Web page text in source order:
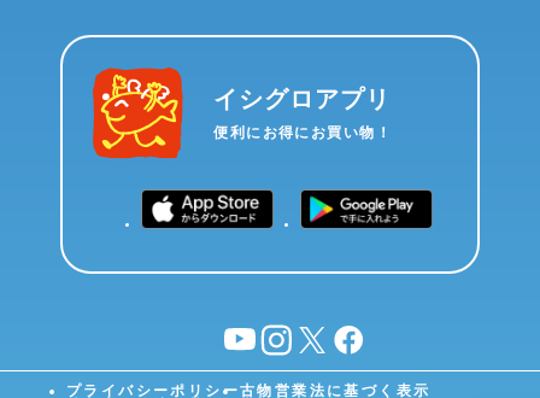
イシグロアプリ
便利にお得にお買い物！
YouTubeinstagram
X facebook
プライバシーポリシー古物営業法に基づく表示